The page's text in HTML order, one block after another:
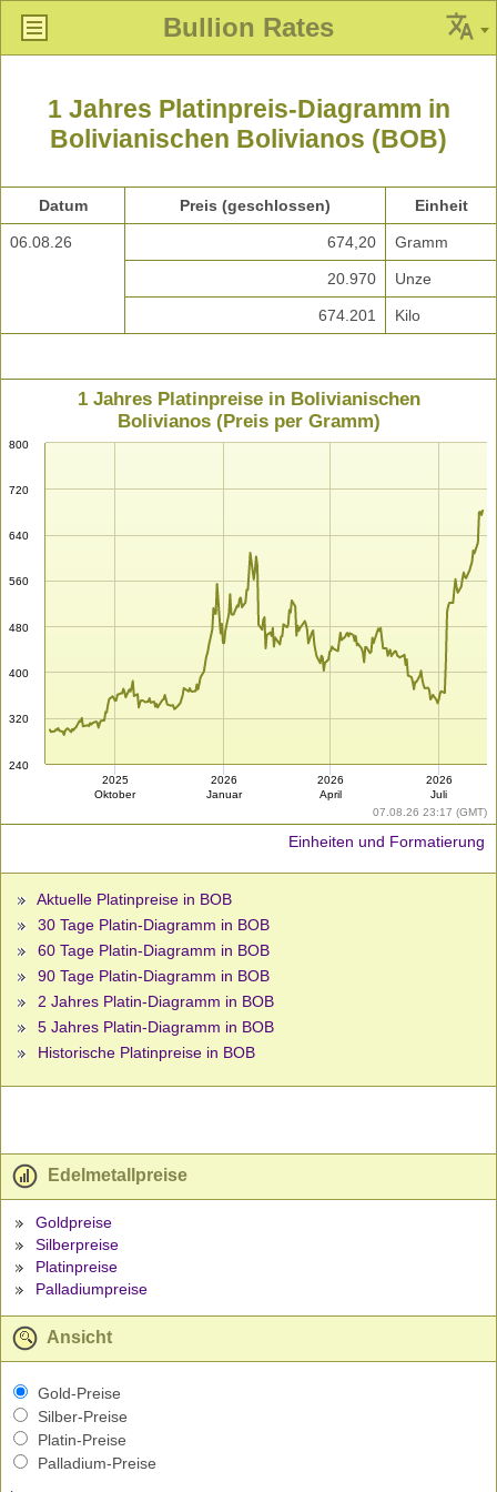
Bullion Rates
1 Jahres Platinpreis-Diagramm in
Bolivianischen Bolivianos (BOB)
Datum Preis (geschlossen) Einheit
06.08.26 674,20 Gramm
20.970 Unze
674.201 Kilo
07.08.26 23:17 (GMT)
1 Jahres Platinpreise in Bolivianischen
Bolivianos (Preis per Gramm)
240
320
400
480
560
640
720
800
2025
Oktober
2026
Januar
2026
April
2026
Juli
Einheiten und Formatierung
Aktuelle Platinpreise in BOB
30 Tage Platin-Diagramm in BOB
60 Tage Platin-Diagramm in BOB
90 Tage Platin-Diagramm in BOB
2 Jahres Platin-Diagramm in BOB
5 Jahres Platin-Diagramm in BOB
Historische Platinpreise in BOB
Edelmetallpreise
Goldpreise
Silberpreise
Platinpreise
Palladiumpreise
Ansicht
Gold-Preise
Silber-Preise
Platin-Preise
Palladium-Preise